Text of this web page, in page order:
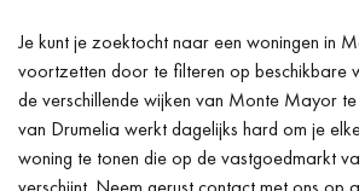
Je kunt je zoektocht naar een woningen in
voortzetten door te filteren op beschikbare
de verschillende wijken van Monte Mayor
van Drumelia werkt dagelijks hard om je
woning te tonen die op de vastgoedmarkt